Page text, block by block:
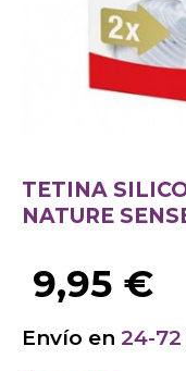
TETINA
NATURE
9,95 €
Envío en 24-72